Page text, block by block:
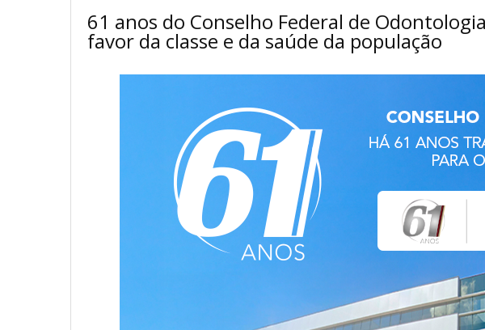
61 anos do Conselho Federal de
favor da classe e da saúde da população